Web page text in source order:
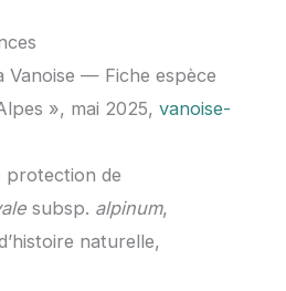
Vanoise — Fiche espèce
», mai 2025, vanoise-
de
subsp. alpinum,
naturelle,